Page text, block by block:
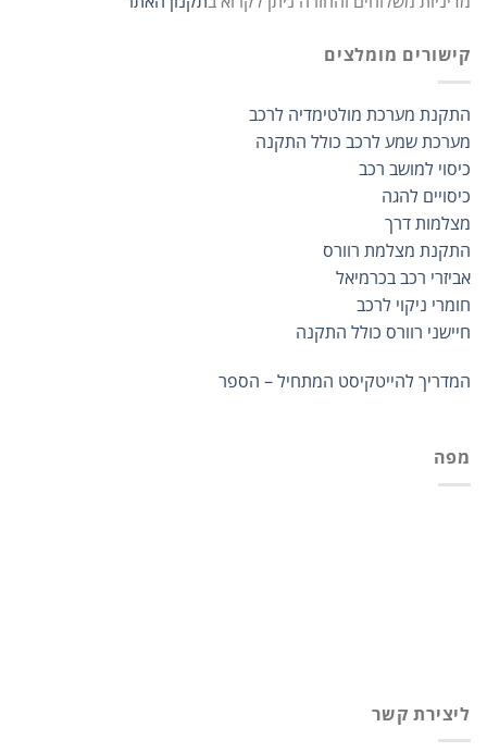
קישורים מומלצים
התקנת מערכת מולטימדיה לרכב
מערכת שמע לרכב כולל התקנה
כיסוי למושב רכב
כיסויים להגה
מצלמות דרך
התקנת מצלמת רוורס
אביזרי רכב בכרמיאל
חומרי ניקוי לרכב
חיישני רוורס כולל התקנה
המדריך להייטקיסט המתחיל – הספר
מפה
ליצירת קשר